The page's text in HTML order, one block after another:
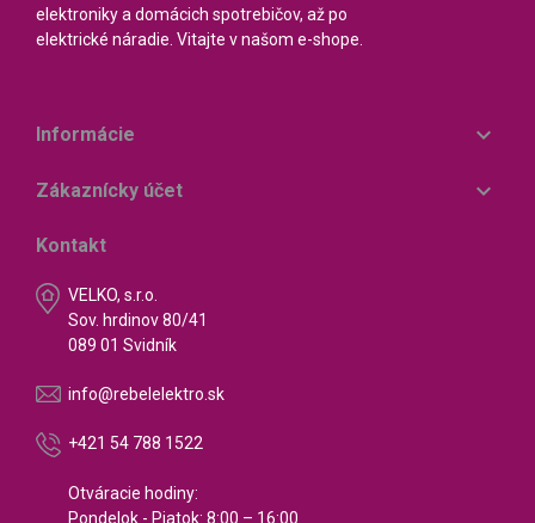
elektroniky a domácich spotrebičov, až po
elektrické náradie. Vitajte v našom e-shope.
Informácie 
Zákaznícky účet 
Kontakt
VELKO, s.r.o.
Sov. hrdinov 80/41
089 01 Svidník
info@rebelelektro.sk
+421 54 788 1522
Otváracie hodiny:
Pondelok - Piatok: 8:00 – 16:00